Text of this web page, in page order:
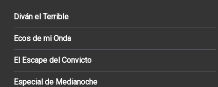
Diván el Terrible
Ecos de mi Onda
El Escape del Convicto
Especial de Medianoche